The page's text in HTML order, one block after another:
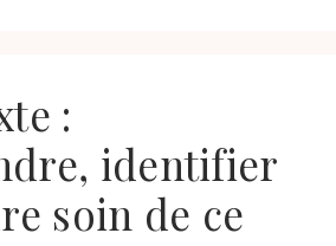
:
identifier
soin de ce